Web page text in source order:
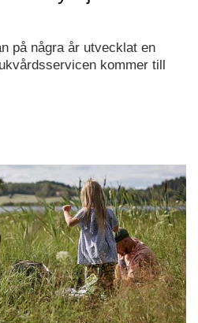
på några år utvecklat en
kommer till